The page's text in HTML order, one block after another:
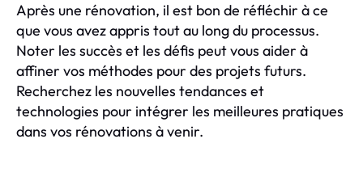
Après une rénovation, il est bon de réfléchir à ce
que vous avez appris tout au long du processus.
Noter les succès et les défis peut vous aider à
affiner vos méthodes pour des projets futurs.
Recherchez les nouvelles tendances et
technologies pour intégrer les meilleures pratiques
dans vos rénovations à venir.